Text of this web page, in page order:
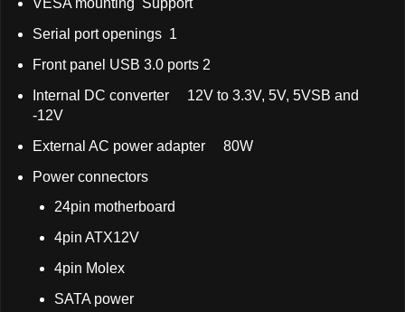
VESA mounting Support
Serial port openings 1
Front panel USB 3.0 ports 2
Internal DC converter 12V to 3.3V, 5V, 5VSB and
-12V
External AC power adapter 80W
Power connectors
24pin motherboard
4pin ATX12V
4pin Molex
SATA power